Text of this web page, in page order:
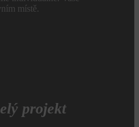
místě.
projekt